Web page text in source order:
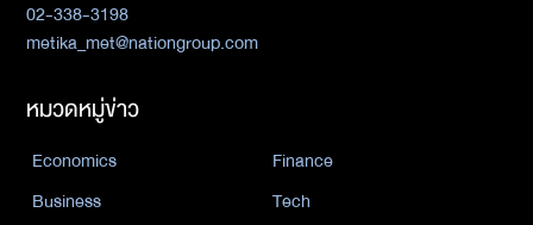
02-338-3198
metika_met@nationgroup.com
หมวดหมู่ข่าว
Economics
Finance
Business
Tech